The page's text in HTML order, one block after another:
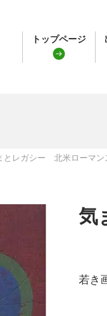
トップページ
とレガシー 北米ローマン
気
若き